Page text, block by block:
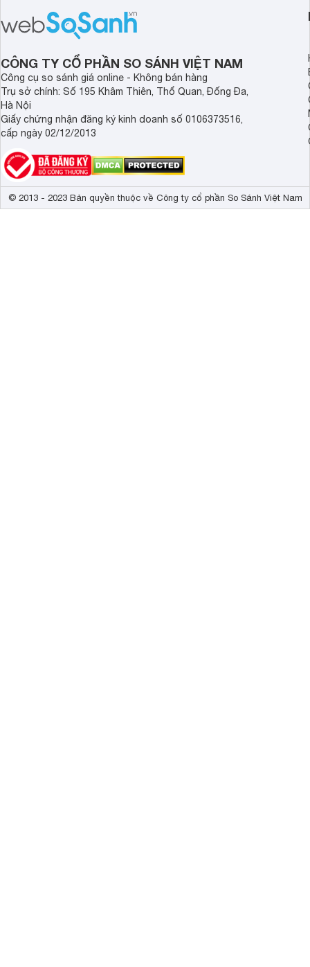
nhắc cho các gia
bán hiện đã giảm
CÔNG TY CỔ PHẦN SO SÁNH VIỆT NAM
Công cụ so sánh giá online - Không bán hàng
Trụ sở chính: Số 195 Khâm Thiên, Thổ Quan, Đống Đa,
Hà Nội
Giấy chứng nhận đăng ký kinh doanh số 0106373516,
cấp ngày 02/12/2013
© 2013 - 2023 Bản quyền thuộc về Công ty cổ phần So Sánh Việt Nam